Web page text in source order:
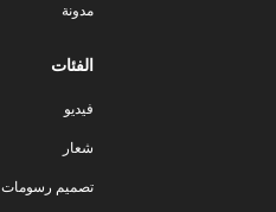
مدونة
الفئات
فيديو
شعار
تصميم رسومات